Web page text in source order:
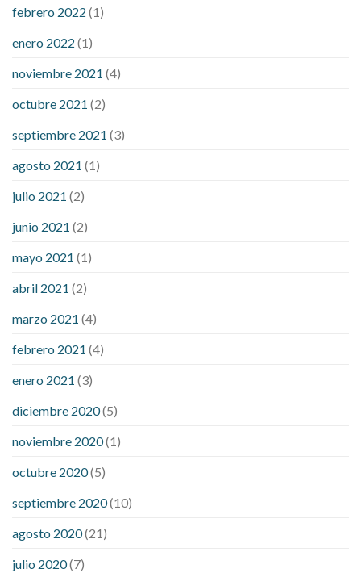
febrero 2022 (1)
enero 2022 (1)
noviembre 2021 (4)
octubre 2021 (2)
septiembre 2021 (3)
agosto 2021 (1)
julio 2021 (2)
junio 2021 (2)
mayo 2021 (1)
abril 2021 (2)
marzo 2021 (4)
febrero 2021 (4)
enero 2021 (3)
diciembre 2020(5)
noviembre 2020(1)
octubre 2020(5)
septiembre 2020(10)
agosto 2020(21)
julio 2020(7)